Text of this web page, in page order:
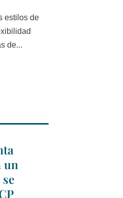
estilos de
de...
un